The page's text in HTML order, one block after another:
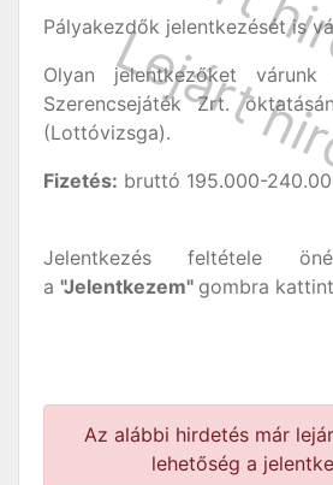
Pályakezdők jelentkezését is
Olyan jelentkezőket
Szerencsejáték Zrt.
(Lottóvizsga).
Fizetés: bruttó 195.000-
Jelentkezés feltétele
a "Jelentkezem" gombra
Az alábbi hirdetés már
lehetőség a